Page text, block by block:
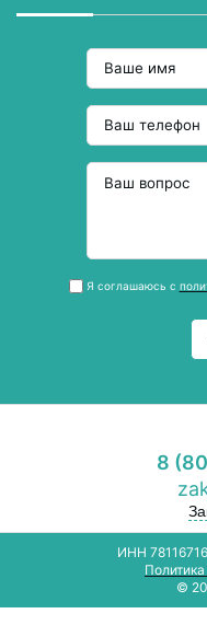
Я соглашаюсь с
8
ИНН
©